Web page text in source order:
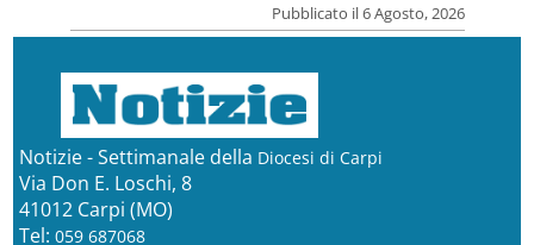
Pubblicato il 6 Agosto, 2026
Notizie - Settimanale della Diocesi di Carpi
Via Don E. Loschi, 8
41012 Carpi (MO)
Tel: 059 687068